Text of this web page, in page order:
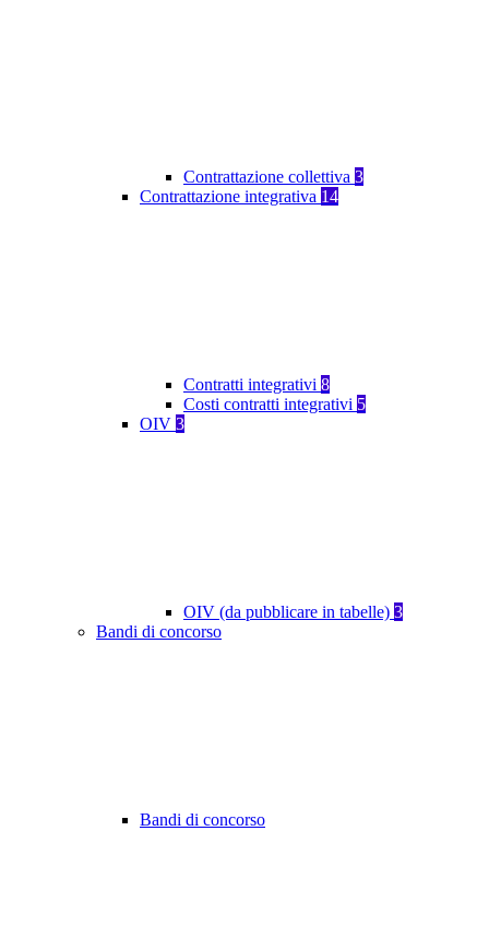
Contrattazione collettiva 3
Contrattazione integrativa 14
Contratti integrativi 8
Costi contratti integrativi 5
OIV 3
OIV (da pubblicare in tabelle) 3
Bandi di concorso
Bandi di concorso